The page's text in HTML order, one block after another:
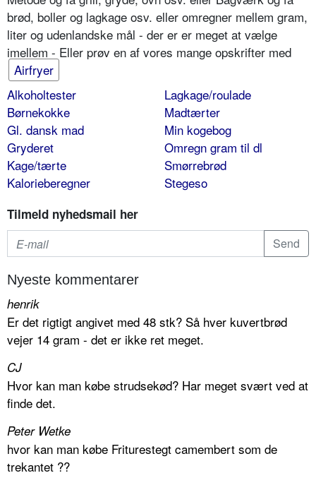
brød, boller og lagkage osv. eller omregner mellem gram,
liter og udenlandske mål - der er er meget at vælge
imellem - Eller prøv en af vores mange opskrifter med
Airfryer
Alkoholtester
Børnekokke
Gl. dansk mad
Gryderet
Kage/tærte
Kalorieberegner
Lagkage/roulade
Madtærter
Min kogebog
Omregn gram til dl
Smørrebrød
Stegeso
Tilmeld nyhedsmail her
Nyeste kommentarer
henrik
Er det rigtigt angivet med 48 stk? Så hver kuvertbrød
vejer 14 gram - det er ikke ret meget.
CJ
Hvor kan man købe strudsekød? Har meget svært ved at
finde det.
Peter Wetke
hvor kan man købe Friturestegt camembert som de
trekantet ??